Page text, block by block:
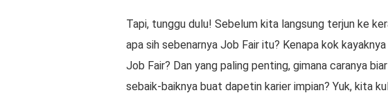
Tapi, tunggu dulu! Sebelum kita langsung terjun ke
apa sih sebenarnya Job Fair itu? Kenapa kok
Job Fair? Dan yang paling penting, gimana caranya
sebaik-baiknya buat dapetin karier impian? Yuk, kita